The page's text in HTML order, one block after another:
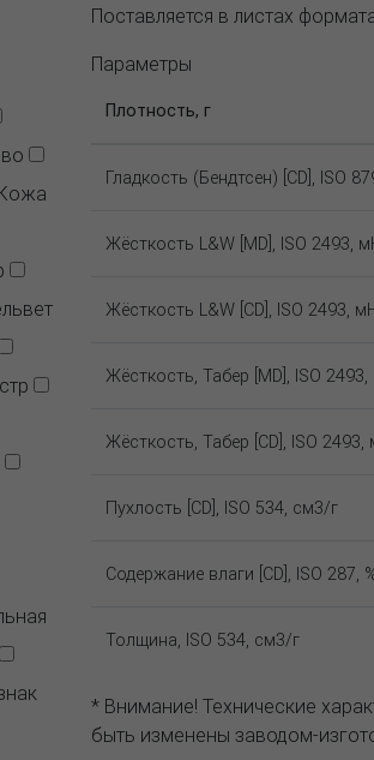
Поставляется в листах
Параметры
Плотность, г
Гладкость (Бендтсен) [CD], ISO
Жёсткость L&W [MD], ISO 2493,
Жёсткость L&W [CD], ISO 2493,
Жёсткость, Табер [MD], ISO
Жёсткость, Табер [CD], ISO 2493,
Пухлость [CD], ISO 534, см3/г
Содержание влаги [CD], ISO 287,
Толщина, ISO 534, см3/г
* Внимание! Технические
быть изменены заводом-